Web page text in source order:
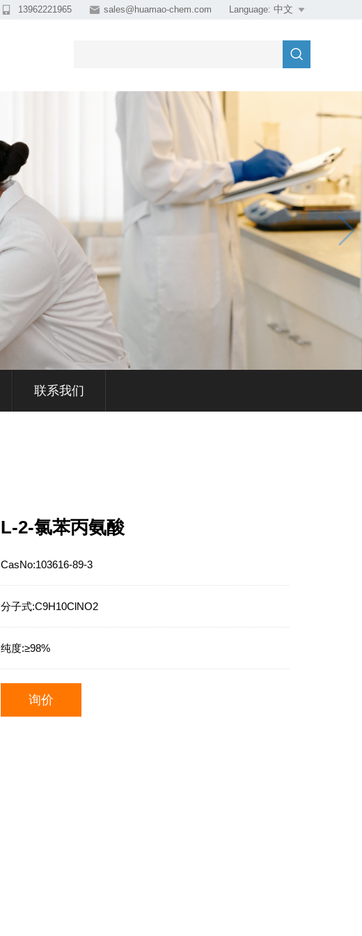
 13962221965  sales@huamao-chem.com Language: 

联系我们
L-2-氯苯丙氨酸
CasNo:103616-89-3
分子式:C9H10ClNO2
纯度:≥98%
询价